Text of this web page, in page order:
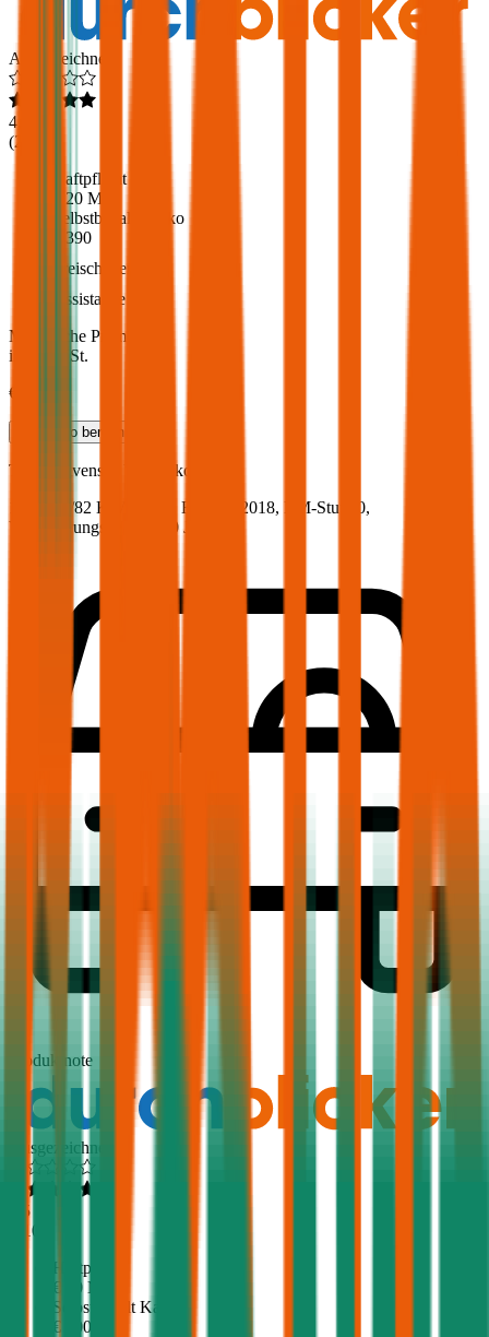
Ausgezeichnet
4,6
(217
Haftpflicht
€ 20 Mio.
Selbstbehalt Kasko
€ 390
Freischaden
Assistance
Monatliche Prämie
inkl. mVSt.
€ 89,11
Teilkasko berechnen
Toyota
Avensis, Vollkasko
111.4 PS/82 KW, diesel, Baujahr 2018, BM-Stufe 0,
Versicherungsnehmer 30 Jahre
Produktnote
Ausgezeichnet
4,5
510
Haftpflicht
€ 20 Mio.
Selbstbehalt Kasko
€ 500